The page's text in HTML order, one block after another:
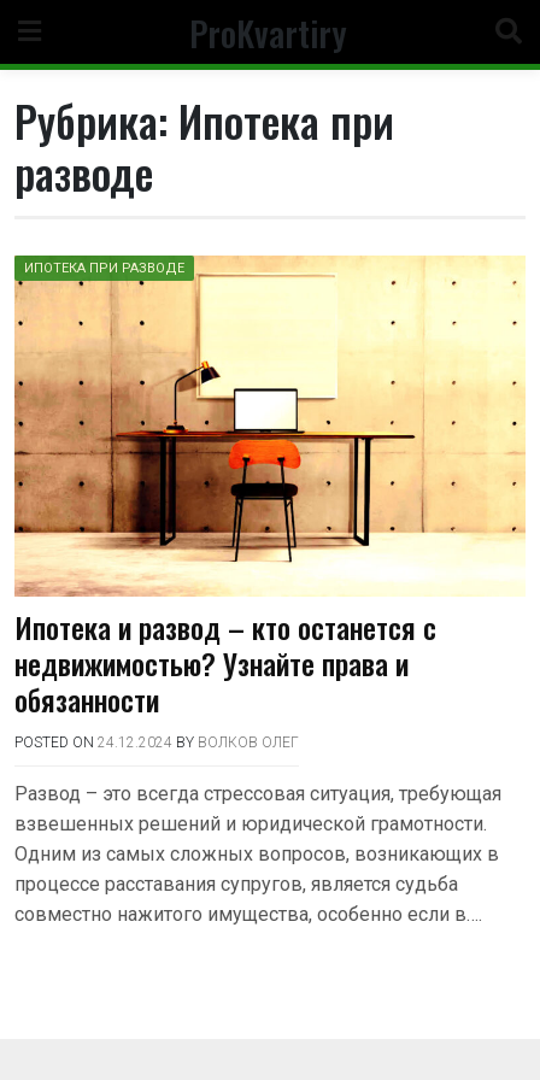
содержимому
ProKvartiry
Рубрика: Ипотека при
разводе
ИПОТЕКА ПРИ РАЗВОДЕ
Ипотека и развод – кто останется с
недвижимостью? Узнайте права и
обязанности
POSTED ON 24.12.2024 BY ВОЛКОВ ОЛЕГ
Развод – это всегда стрессовая ситуация, требующая
взвешенных решений и юридической грамотности.
Одним из самых сложных вопросов, возникающих в
процессе расставания супругов, является судьба
совместно нажитого имущества, особенно если в….